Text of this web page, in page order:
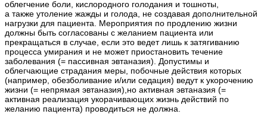
облегчение боли, кислородного голодания и тошноты,
а также утоление жажды и голода, не создавая дополнительной
нагрузки для пациента. Мероприятия по продлению жизни
должны быть согласованы с желанием пациента или
прекращаться в случае, если это ведет лишь к затягиванию
процесса умирания и не может приостановить течение
заболевания (= пассивная эвтаназия). Допустимы и
облегчающие страдания меры, побочные действия которых
(например, обезболивание и/или седация) ведут к укорочению
жизни (= непрямая эвтаназия),но активная эвтаназия (=
активная реализация укорачивающих жизнь действий по
желанию пациента) проводиться не должна.